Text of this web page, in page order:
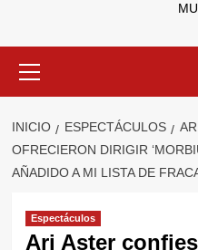
primario
INICIO ESPECTÁCULOS
OFRECIERON DIRIGIR
AÑADIDO A MI LISTA DE
Espectáculos
Ari Aster